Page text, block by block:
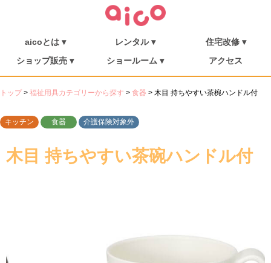
aicoとは ▾
aicoとは
介護保険について
福祉用具を探す
レンタル ▾
ご利用の流れ
介護リフト
消毒・メンテナンス
住宅改修 ▾
住宅改修
施工事例
ショップ販売 ▾
ショップ販売
シューフィッター
ミニむつき庵
ショールーム ▾
朝倉ショールーム
しまんとショールーム
アクセス
トップ > 福祉用具カテゴリーから探す > 食器 > 木目 持ちやすい茶椀ハンドル付
キッチン 食器 介護保険対象外
木目 持ちやすい茶碗ハンドル付